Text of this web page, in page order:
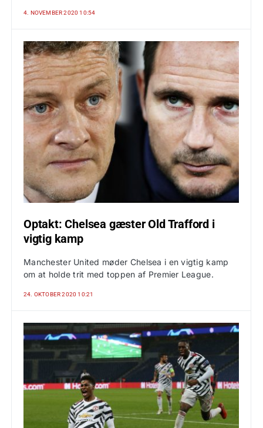
4. NOVEMBER 2020 10:54
Optakt: Chelsea gæster Old Trafford i
vigtig kamp
Manchester United møder Chelsea i en vigtig kamp
om at holde trit med toppen af Premier League.
24. OKTOBER 2020 10:21